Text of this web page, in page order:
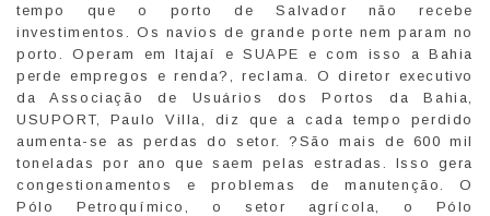
tempo que o porto de Salvador não recebe
investimentos. Os navios de grande porte nem param no
porto. Operam em Itajaí e SUAPE e com isso a Bahia
perde empregos e renda?, reclama. O diretor executivo
da Associação de Usuários dos Portos da Bahia,
USUPORT, Paulo Villa, diz que a cada tempo perdido
aumenta-se as perdas do setor. ?São mais de 600 mil
toneladas por ano que saem pelas estradas. Isso gera
congestionamentos e problemas de manutenção. O
Pólo Petroquímico, o setor agrícola, o Pólo